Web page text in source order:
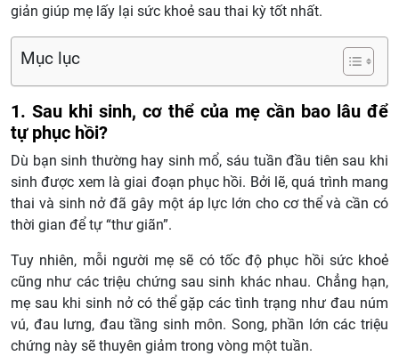
giản giúp mẹ lấy lại sức khoẻ sau thai kỳ tốt nhất.
Mục lục
1. Sau khi sinh, cơ thể của mẹ cần bao lâu để
tự phục hồi?
Dù bạn sinh thường hay sinh mổ, sáu tuần đầu tiên sau khi
sinh được xem là giai đoạn phục hồi. Bởi lẽ, quá trình mang
thai và sinh nở đã gây một áp lực lớn cho cơ thể và cần có
thời gian để tự “thư giãn”.
Tuy nhiên, mỗi người mẹ sẽ có tốc độ phục hồi sức khoẻ
cũng như các triệu chứng sau sinh khác nhau. Chẳng hạn,
mẹ sau khi sinh nở có thể gặp các tình trạng như đau núm
vú, đau lưng, đau tầng sinh môn. Song, phần lớn các triệu
chứng này sẽ thuyên giảm trong vòng một tuần.